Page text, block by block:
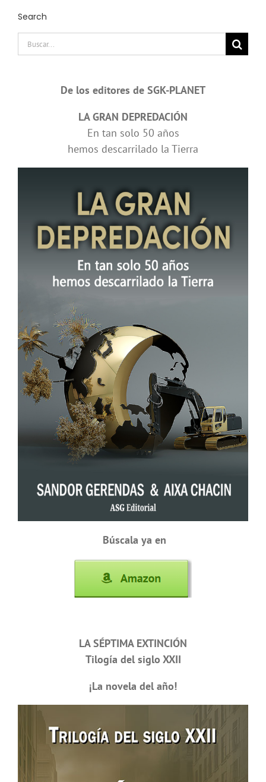
Search
Buscar:
De los editores de SGK-PLANET
LA GRAN DEPREDACIÓN
En tan solo 50 años
hemos descarrilado la Tierra
Búscala ya en
LA SÉPTIMA EXTINCIÓN
Tilogía del siglo XXII
¡La novela del año!